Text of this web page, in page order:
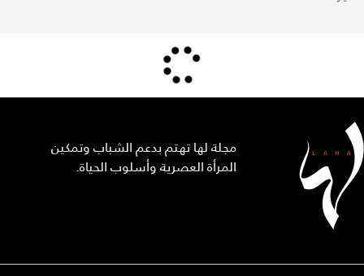
مجلة لها تهتم بدعم الشباب وتمكين
المرأة العصرية وأسلوب الحياة.